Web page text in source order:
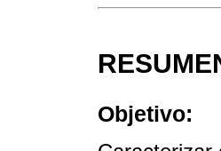
Objetivo: